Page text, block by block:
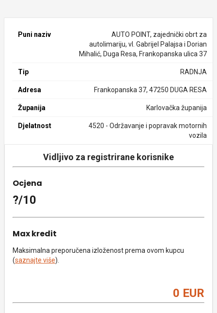
Puni naziv
AUTO POINT, zajednički obrt za
autolimariju, vl. Gabrijel Palajsa i Dorian
Mihalić, Duga Resa, Frankopanska ulica 37
Tip RADNJA
Adresa Frankopanska 37, 47250 DUGA RESA
Županija Karlovačka županija
Djelatnost
4520 - Održavanje i popravak motornih
vozila
Vidljivo za registrirane korisnike
Ocjena
?/10
Max kredit
Maksimalna preporučena izloženost prema ovom kupcu
(saznajte više).
0 EUR